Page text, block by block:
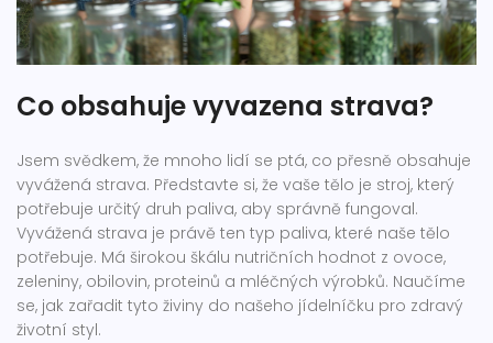
Co obsahuje vyvazena strava?
Jsem svědkem, že mnoho lidí se ptá, co přesně obsahuje
vyvážená strava. Představte si, že vaše tělo je stroj, který
potřebuje určitý druh paliva, aby správně fungoval.
Vyvážená strava je právě ten typ paliva, které naše tělo
potřebuje. Má širokou škálu nutričních hodnot z ovoce,
zeleniny, obilovin, proteinů a mléčných výrobků. Naučíme
se, jak zařadit tyto živiny do našeho jídelníčku pro zdravý
životní styl.